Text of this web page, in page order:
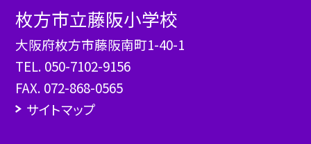
枚方市立藤阪小学校
大阪府枚方市藤阪南町1-40-1
TEL. 050-7102-9156
FAX. 072-868-0565
サイトマップ